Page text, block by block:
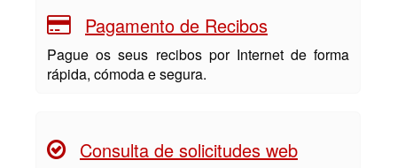
Pagamento de Recibos
Pague os seus recibos por Internet de forma
rápida, cómoda e segura.
Consulta de solicitudes web